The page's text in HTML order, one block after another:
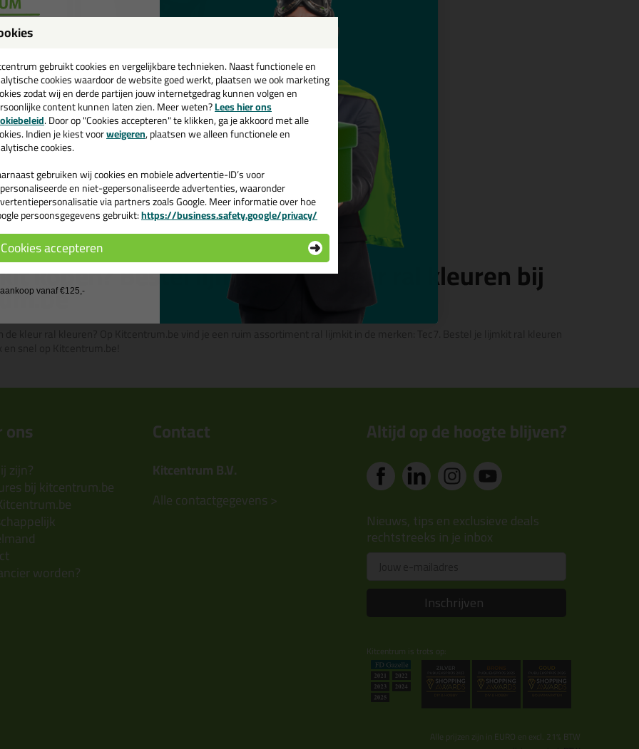
en
keuze
(6)
Tec7 Kratje Alleslijm
Gevuld met Tec7 Alleslijm | Alles
99,95
Bekijken
kopen? Bestel lijmkit in de kleur ral kleuren bij
ons
zijn?
bij kitcentrum.be
worden?
Contact
Kitcentrum B.V.
Alle contactgegevens >
Altijd op de hoogte blijven?
Nieuws, tips en exclusieve deals
rechtstreeks in je inbox
Inschrijven
Kitcentrum is trots op:
Alle prijzen zijn in EURO en excl. 21% BTW
gebruikt cookies en vergelijkbare technieken. Naast functionele en
cookies waardoor de website goed werkt, plaatsen we ook marketing
zodat wij en derde partijen jouw internetgedrag kunnen volgen en
content kunnen laten zien. Meer weten?Lees hier ons
. Door op "Cookies accepteren" te klikken, ga je akkoord met alle
Indien je kiest voorweigeren, plaatsen we alleen functionele en
cookies.
gebruiken wij cookies en mobiele advertentie-ID’s voor
en niet-gepersonaliseerde advertenties, waaronder
via partners zoals Google. Meer informatie over hoe
persoonsgegevens gebruikt:https://business.safety.google/privacy/
Cookies accepteren
💚
en ontvang een
€35,-bij je eerste bestelling!
de actiecode ›
geen cadeau
vanaf €125,-